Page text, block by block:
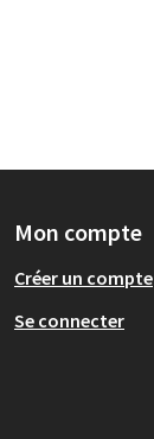
Mon compte
Créer un compte
Se connecter